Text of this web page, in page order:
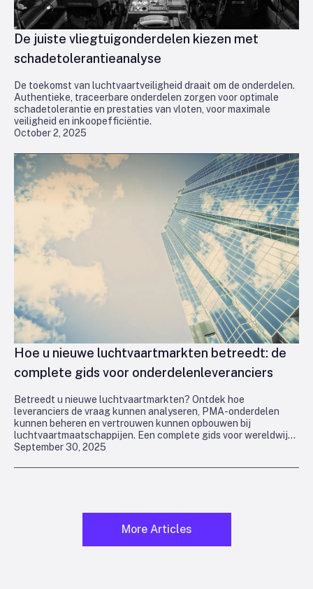
October 2, 2025
De juiste vliegtuigonderdelen kiezen met
schadetolerantieanalyse
De toekomst van luchtvaartveiligheid draait om de onderdelen.
Authentieke, traceerbare onderdelen zorgen voor optimale
schadetolerantie en prestaties van vloten, voor maximale
veiligheid en inkoopefficiëntie.
September 30, 2025
Hoe u nieuwe luchtvaartmarkten betreedt: de
complete gids voor onderdelenleveranciers
Betreedt u nieuwe luchtvaartmarkten? Ontdek hoe
leveranciers de vraag kunnen analyseren, PMA-onderdelen
kunnen beheren en vertrouwen kunnen opbouwen bij
luchtvaartmaatschappijen. Een complete gids voor wereldwijde
groei.
More Articles